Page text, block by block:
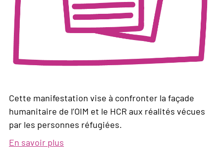
Cette manifestation vise à confronter la façade
humanitaire de l’OIM et le HCR aux réalités vécues
par les personnes réfugiées.
En savoir plus